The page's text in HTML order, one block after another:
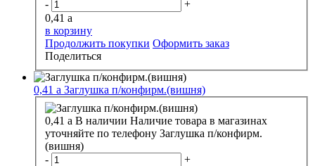
-
+
0,41 a
в корзину
Продолжить покупки Оформить заказ
Поделиться
0,41 a Заглушка п/конфирм.(вишня)
0,41 a В наличии Наличие товара в магазинах
уточняйте по телефону Заглушка п/конфирм.
(вишня)
-
+